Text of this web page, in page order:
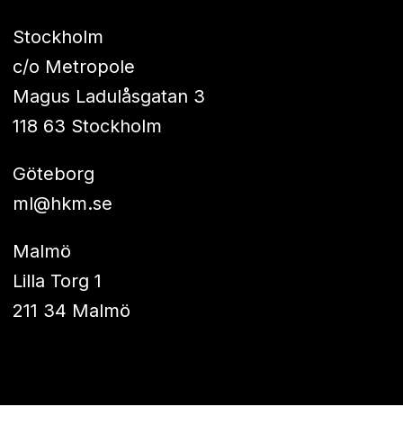
Stockholm
c/o Metropole
Magus Ladulåsgatan 3
118 63 Stockholm
Göteborg
ml@hkm.se
Malmö
Lilla Torg 1
211 34 Malmö